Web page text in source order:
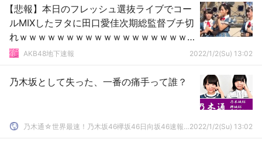
【悲報】本日のフレッシュ選抜ライブでコー
ルMIXしたヲタに田口愛佳次期総監督ブチ切
れｗｗｗｗｗｗｗｗｗｗｗｗｗｗｗｗｗｗ
ｗ AKB48地下速報 2022/1/2(Su) 13:02
乃木坂として失った、一番の痛手って誰？
乃木通☆世界最速！乃木坂46欅坂46日向坂46速報まとめ2022/1/2(Su) 13:02